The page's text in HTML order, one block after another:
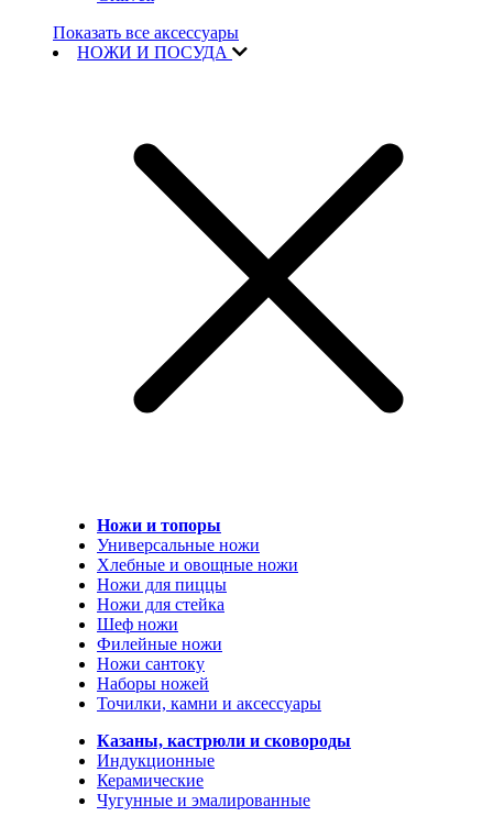
Показать все аксессуары
НОЖИ И ПОСУДА
Ножи и топоры
Универсальные ножи
Хлебные и овощные ножи
Ножи для пиццы
Ножи для стейка
Шеф ножи
Филейные ножи
Ножи сантоку
Наборы ножей
Точилки, камни и аксессуары
Казаны, кастрюли и сковороды
Индукционные
Керамические
Чугунные и эмалированные